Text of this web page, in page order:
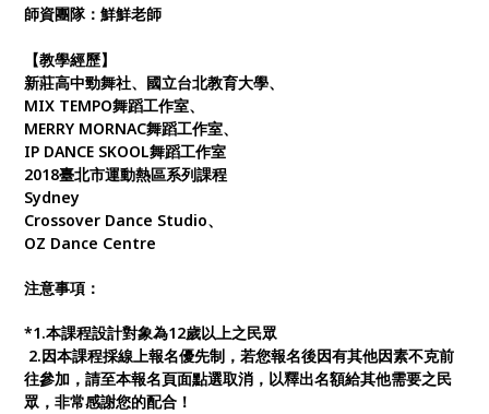
師資團隊：鮮鮮老師
【教學經歷】
新莊高中勁舞社、國立台北教育大學、
MIX TEMPO舞蹈工作室、
MERRY MORNAC舞蹈工作室、
IP DANCE SKOOL舞蹈工作室
2018臺北市運動熱區系列課程
Sydney
Crossover Dance Studio、
OZ Dance Centre
注意事項：
*1.本課程設計對象為12歲以上之民眾
2.因本課程採線上報名優先制，若您報名後因有其他因素不克前
往參加，請至本報名頁面點選取消，以釋出名額給其他需要之民
眾，非常感謝您的配合！